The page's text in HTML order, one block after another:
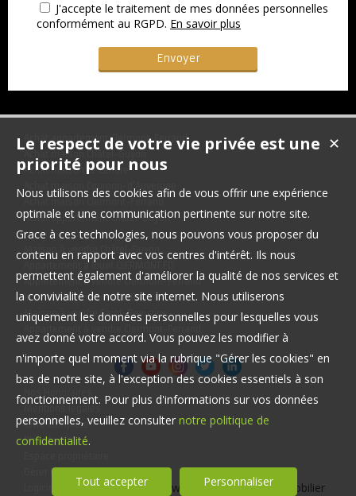
J'accepte le traitement de mes données personnelles
conformément au RGPD. En savoir plus
Achat appartement Clermont-Ferrand
Achat maison Châtel-Guyon
Achat maison Le Cendre
Achat maison Cournon-d'Auvergne
Achat appartement Châtel-Guyon
Maison à vendre Châtel-Guyon
Appartement à louer CLERMONT FD
Appartement à vendre Clermont-Ferrand
Immobilier Pro à vendre Riom
Maison à vendre Saint-Beauzire
Offre complète
Plan du site
Gérer les cookies
Logiciel immobilier
✕
Le respect de votre vie privée est une
priorité pour nous
Nous utilisons des cookies afin de vous offrir une expérience
optimale et une communication pertinente sur notre site.
Grace à ces technologies, nous pouvons vous proposer du
contenu en rapport avec vos centres d'intérêt. Ils nous
permettent également d'améliorer la qualité de nos services et
la convivialité de notre site internet. Nous utiliserons
uniquement les données personnelles pour lesquelles vous
avez donné votre accord. Vous pouvez les modifier à
n'importe quel moment via la rubrique "Gérer les cookies" en
bas de notre site, à l'exception des cookies essentiels à son
fonctionnement. Pour plus d'informations sur vos données
personnelles, veuillez consulter notre politique de
confidentialité.
Tout accepter Personnaliser